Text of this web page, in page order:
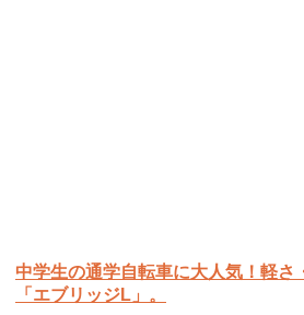
中学生の通学自転車に大人気！軽さ
「エブリッジL」。